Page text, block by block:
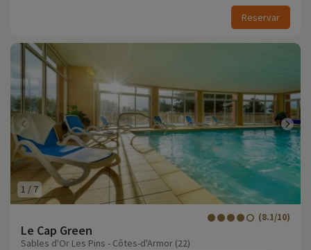
Reservar
1 / 7
Le Cap Green
(8.1/10)
Sables d'Or Les Pins - Côtes-d'Armor (22)